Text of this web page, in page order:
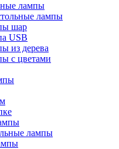
лампы
лампы
шар
USB
из дерева
с цветами
лампы